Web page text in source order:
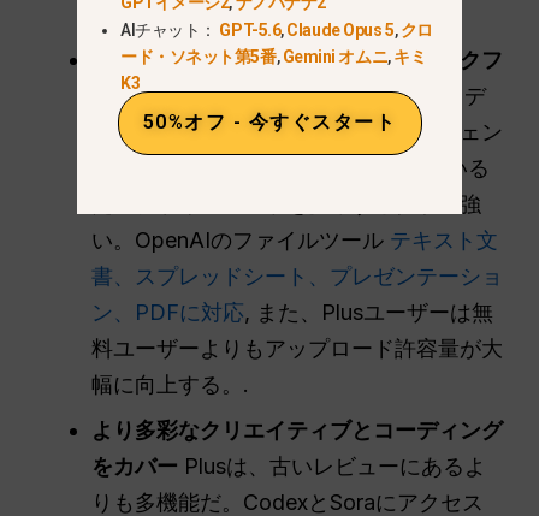
す。.
より強力なリサーチとファイル・ワークフ
ローPlusは、ファイルアップロード、デ
ータ分析、ディープリサーチ、エージェン
トモードが1つのプランにまとまっている
ため、ドキュメントを多用する仕事に強
い。OpenAIのファイルツール テキスト文
書、スプレッドシート、プレゼンテーショ
ン、PDFに対応, また、Plusユーザーは無
料ユーザーよりもアップロード許容量が大
幅に向上する。.
より多彩なクリエイティブとコーディング
をカバー Plusは、古いレビューにあるよ
りも多機能だ。CodexとSoraにアクセス
AIチャット： GPT-5.6,Claude Opus 5,クロ
ード・ソネット第5番,Gemini オムニ,キミ
K3
50%オフ - 今すぐスタート